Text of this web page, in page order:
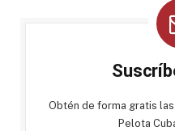
Obtén de forma gratis
Pelota